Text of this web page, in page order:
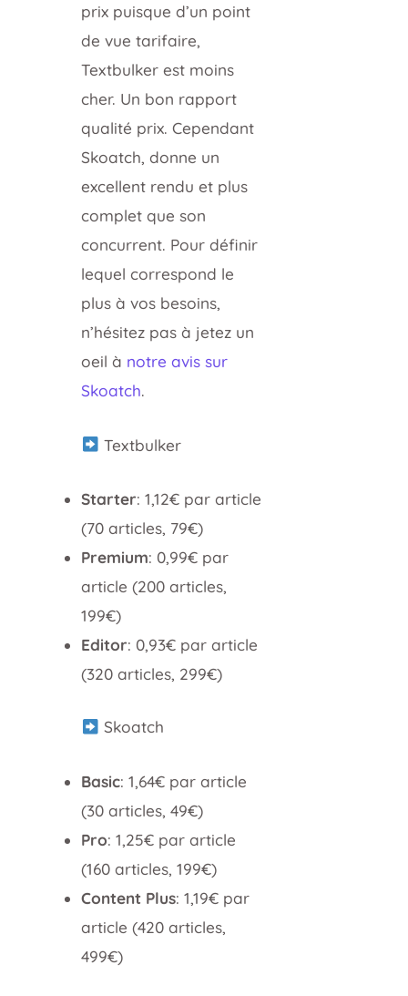
prix puisque d’un point
de vue tarifaire,
Textbulker est moins
cher. Un bon rapport
qualité prix. Cependant
Skoatch, donne un
excellent rendu et plus
complet que son
concurrent. Pour définir
lequel correspond le
plus à vos besoins,
n’hésitez pas à jetez un
oeil à notre avis sur
Skoatch.
Textbulker
Starter: 1,12€ par article
(70 articles, 79€)
Premium: 0,99€ par
article (200 articles,
199€)
Editor: 0,93€ par article
(320 articles, 299€)
Skoatch
Basic: 1,64€ par article
(30 articles, 49€)
Pro: 1,25€ par article
(160 articles, 199€)
Content Plus: 1,19€ par
article (420 articles,
499€)